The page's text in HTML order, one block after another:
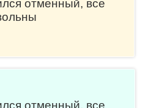
отменный, все
отменный, все